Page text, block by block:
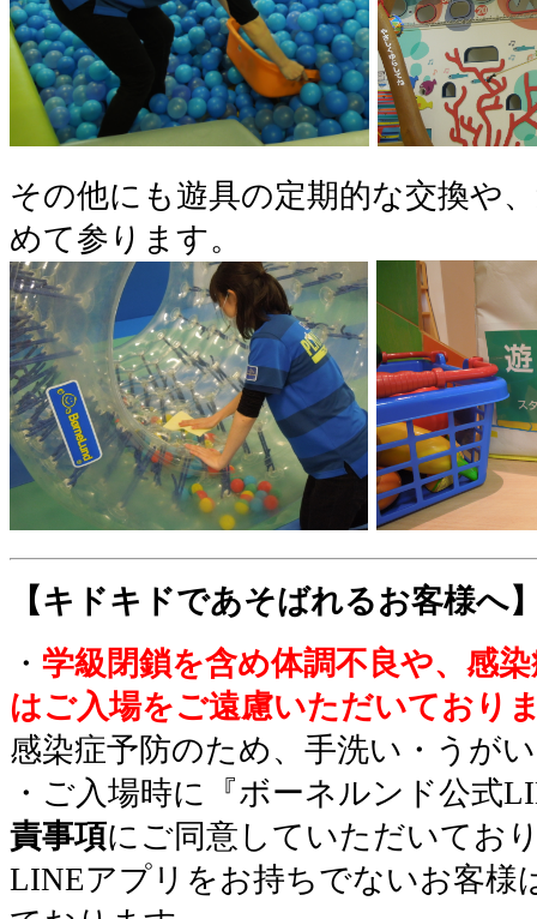
その他にも遊具の定期的な交換や
めて参ります。
【キドキドであそばれるお客様へ
・ 学級閉鎖を含め体調不良や、感
はご入場をご遠慮いただいており
感染症予防のため、手洗い・うが
・ご入場時に『ボーネルンド公式
責事項にご同意していただいてお
LINEアプリをお持ちでないお客様